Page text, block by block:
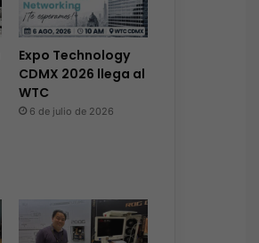
Expo Technology
CDMX 2026 llega al
WTC
6 de julio de 2026